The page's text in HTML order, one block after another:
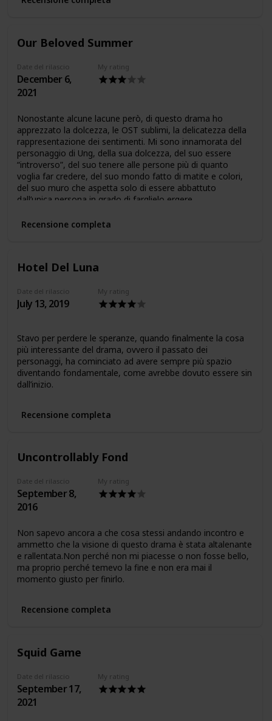
Our Beloved Summer
Date del rilascio
December 6,
2021
My rating
Nonostante alcune lacune però, di questo drama ho
apprezzato la dolcezza, le OST sublimi, la delicatezza della
rappresentazione dei sentimenti. Mi sono innamorata del
personaggio di Ung, della sua dolcezza, del suo essere
“introverso”, del suo tenere alle persone più di quanto
voglia far credere, del suo mondo fatto di matite e colori,
del suo muro che aspetta solo di essere abbattuto
dall’unica persona in grado di farglielo ergere.
Recensione completa
Hotel Del Luna
Date del rilascio
July 13, 2019
My rating
Stavo per perdere le speranze, quando finalmente la cosa
più interessante del drama, ovvero il passato dei
personaggi, ha cominciato ad avere sempre più spazio
diventando fondamentale, come avrebbe dovuto essere sin
dall’inizio.
Recensione completa
Uncontrollably Fond
Date del rilascio
September 8,
2016
My rating
Non sapevo ancora a che cosa stessi andando incontro e
ammetto che la visione di questo drama è stata altalenante
e rallentata.Non perché non mi piacesse o non fosse bello,
ma proprio perché temevo la fine e non era mai il
momento giusto per finirlo.
Recensione completa
Squid Game
Date del rilascio
September 17,
2021
My rating